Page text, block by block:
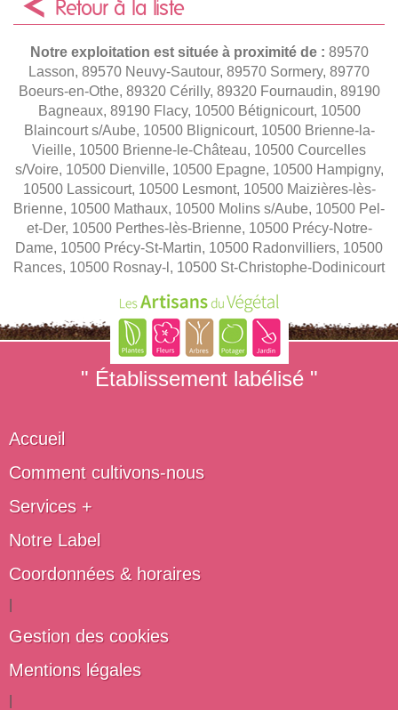
Retour à la liste
Notre exploitation est située à proximité de : 89570
Lasson, 89570 Neuvy-Sautour, 89570 Sormery, 89770
Boeurs-en-Othe, 89320 Cérilly, 89320 Fournaudin, 89190
Bagneaux, 89190 Flacy, 10500 Bétignicourt, 10500
Blaincourt s/Aube, 10500 Blignicourt, 10500 Brienne-la-
Vieille, 10500 Brienne-le-Château, 10500 Courcelles
s/Voire, 10500 Dienville, 10500 Epagne, 10500 Hampigny,
10500 Lassicourt, 10500 Lesmont, 10500 Maizières-lès-
Brienne, 10500 Mathaux, 10500 Molins s/Aube, 10500 Pel-
et-Der, 10500 Perthes-lès-Brienne, 10500 Précy-Notre-
Dame, 10500 Précy-St-Martin, 10500 Radonvilliers, 10500
Rances, 10500 Rosnay-l, 10500 St-Christophe-Dodinicourt
" Établissement labélisé "
Accueil
Comment cultivons-nous
Services +
Notre Label
Coordonnées & horaires
Gestion des cookies
Mentions légales